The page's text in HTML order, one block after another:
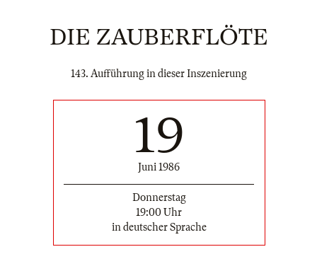
DIE ZAUBERFLÖTE
143. Aufführung in dieser Inszenierung
19
Juni 1986
Donnerstag
19:00 Uhr
in deutscher Sprache